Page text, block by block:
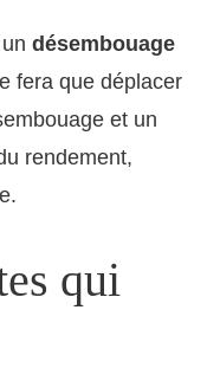
désembouage
fera que déplacer
et un
rendement,
qui